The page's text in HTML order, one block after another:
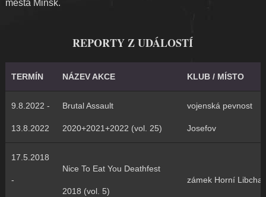
města Minsk.
REPORTY Z UDÁLOSTÍ
TERMÍN NÁZEV AKCE KLUB / MÍSTO
9.8.2022 -
13.8.2022
Brutal Assault
2020+2021+2022 (vol. 25)
vojenská pevnost
Josefov
17.5.2018
-
Nice To Eat You Deathfest
2018 (vol. 5)
zámek Horní